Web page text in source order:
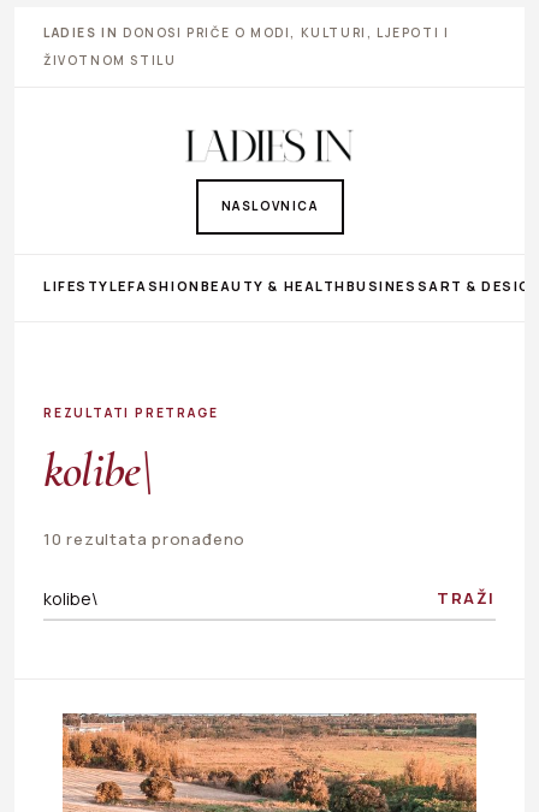
LADIES IN DONOSI PRIČE O MODI, KULTURI, LJEPOTI I
ŽIVOTNOM STILU
NASLOVNICA
LIFESTYLEFASHIONBEAUTY & HEALTHBUSINESS ART &
REZULTATI PRETRAGE
kolibe\
10 rezultata pronađeno
TRAŽI